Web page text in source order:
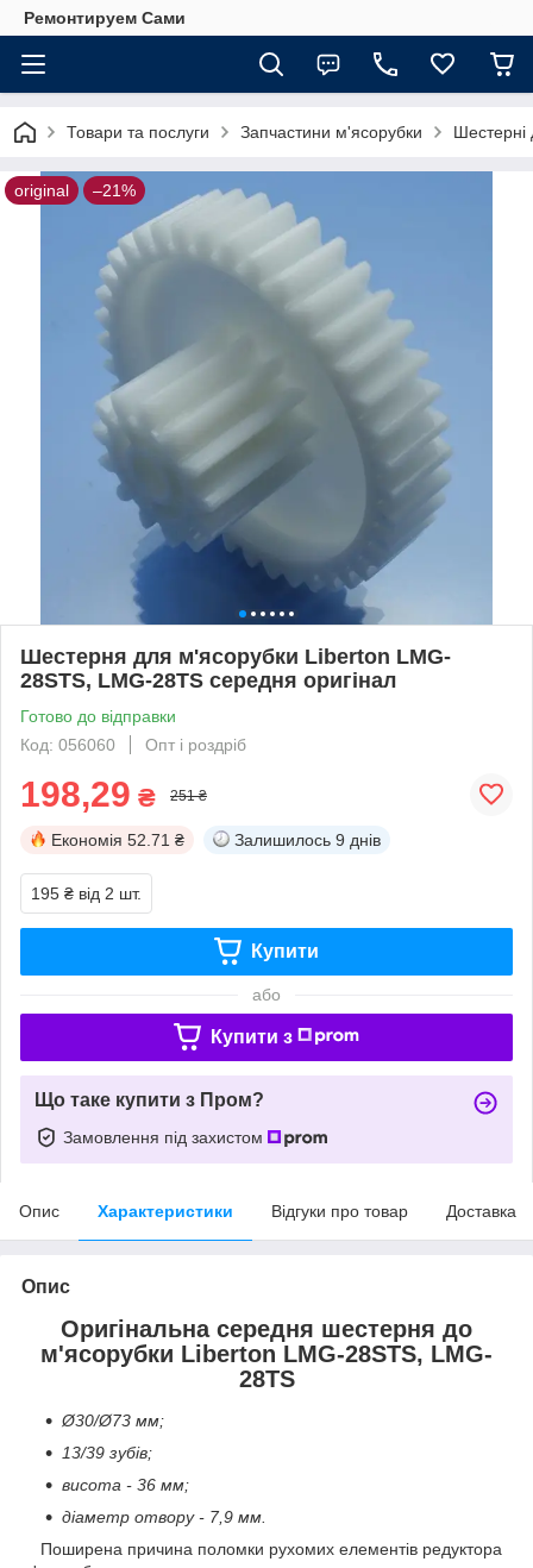
Ремонтируем Сами
Товари та послуги Запчастини м'ясорубки Шестерні
original –21%
Шестерня для м'ясорубки Liberton LMG-
28STS, LMG-28TS середня оригінал
Готово до відправки
Код: 056060
Опт і роздріб
198,29 ₴ 251 ₴
Економія 52.71 ₴ Залишилось 9 днів
195 ₴ від 2 шт.
Купити
або
Купити з
Що таке купити з Пром?
Замовлення під захистом
Опис Характеристики Відгуки про товар Доставка
Опис
Оригінальна середня шестерня до
м'ясорубки Liberton LMG-28STS, LMG-
28TS
Ø30/Ø73 мм;
13/39 зубів;
висота - 36 мм;
діаметр отвору - 7,9 мм.
Поширена причина поломки рухомих елементів редуктора